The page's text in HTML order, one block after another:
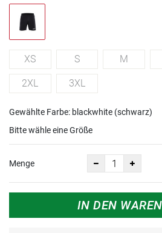
XS S M
2XL 3XL
Gewählte Farbe: blackwhite (schwarz)
Bitte wähle eine Größe
Menge
IN DEN